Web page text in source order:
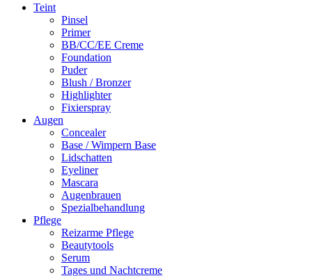
Primäres
Teint
Pinsel
Primer
BB/CC/EE Creme
Foundation
Puder
Blush / Bronzer
Highlighter
Fixierspray
Augen
Concealer
Base / Wimpern Base
Lidschatten
Eyeliner
Mascara
Augenbrauen
Spezialbehandlung
Pflege
Reizarme Pflege
Beautytools
Serum
Tages und Nachtcreme